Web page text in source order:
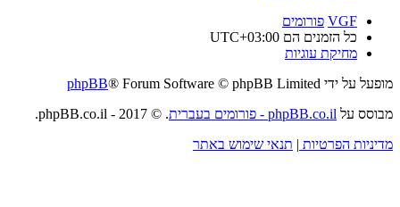
VGF פורומים
כל הזמנים הם UTC+03:00
מחיקת עוגיות
מופעל על ידי
phpBB® Forum Software © phpBB Limited
מבוסס על phpBB.co.il - פורומים בעברית
. © 2017 - phpBB.co.il.
מדיניות הפרטיות | תנאי שימוש באתר